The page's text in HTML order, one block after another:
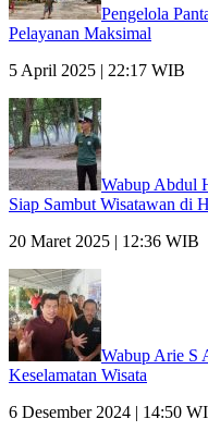
Pengelola
Pelayanan Maksimal
5 April 2025 | 22:17 WIB
Wabup Abdul
Siap Sambut Wisatawan di
20 Maret 2025 | 12:36 WIB
Wabup Arie S
Keselamatan Wisata
6 Desember 2024 | 14:50